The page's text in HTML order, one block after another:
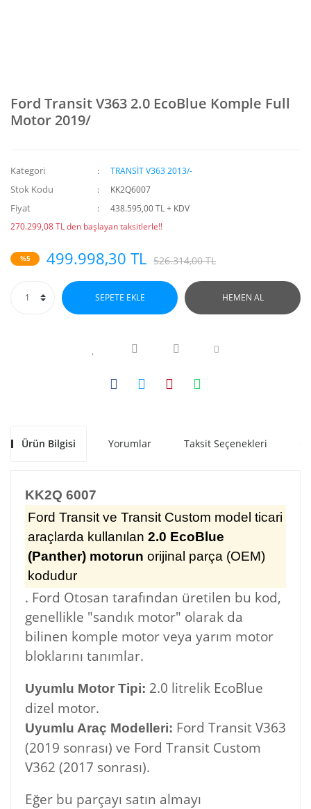
Ford Transit V363 2.0 EcoBlue Komple Full
Motor 2019/
Kategori TRANSİT V363 2013/-
Stok Kodu KK2Q6007
Fiyat
438.595,00 TL + KDV
270.299,08 TL den başlayan taksitlerle!!
%5 499.998,30 TL 526.314,00 TL
SEPETE EKLE HEMEN AL
Ürün Bilgisi Yorumlar Taksit Seçenekleri
KK2Q 6007
Ford Transit ve Transit Custom model ticari
araçlarda kullanılan 2.0 EcoBlue
(Panther) motorun orijinal parça (OEM)
kodudur
. Ford Otosan tarafından üretilen bu kod,
genellikle "sandık motor" olarak da
bilinen komple motor veya yarım motor
bloklarını tanımlar.
Uyumlu Motor Tipi: 2.0 litrelik EcoBlue
dizel motor.
Uyumlu Araç Modelleri: Ford Transit V363
(2019 sonrası) ve Ford Transit Custom
V362 (2017 sonrası).
Eğer bu parçayı satın almayı